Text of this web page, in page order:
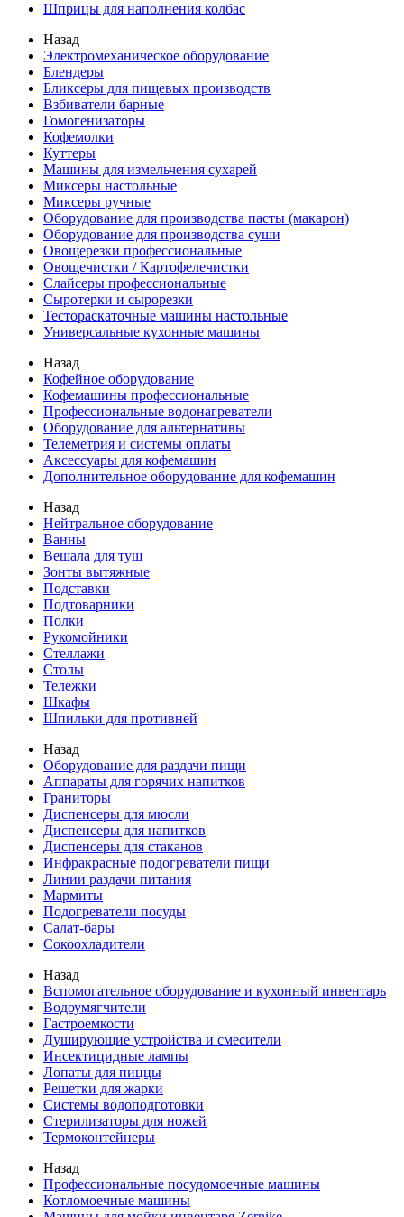
Шприцы для наполнения колбас
Назад
Электромеханическое оборудование
Блендеры
Бликсеры для пищевых производств
Взбиватели барные
Гомогенизаторы
Кофемолки
Куттеры
Машины для измельчения сухарей
Миксеры настольные
Миксеры ручные
Оборудование для производства пасты (макарон)
Оборудование для производства суши
Овощерезки профессиональные
Овощечистки / Картофелечистки
Слайсеры профессиональные
Сыротерки и сырорезки
Тестораскаточные машины настольные
Универсальные кухонные машины
Назад
Кофейное оборудование
Кофемашины профессиональные
Профессиональные водонагреватели
Оборудование для альтернативы
Телеметрия и системы оплаты
Аксессуары для кофемашин
Дополнительное оборудование для кофемашин
Назад
Нейтральное оборудование
Ванны
Вешала для туш
Зонты вытяжные
Подставки
Подтоварники
Полки
Рукомойники
Стеллажи
Столы
Тележки
Шкафы
Шпильки для противней
Назад
Оборудование для раздачи пищи
Аппараты для горячих напитков
Граниторы
Диспенсеры для мюсли
Диспенсеры для напитков
Диспенсеры для стаканов
Инфракрасные подогреватели пищи
Линии раздачи питания
Мармиты
Подогреватели посуды
Салат-бары
Сокоохладители
Назад
Вспомогательное оборудование и кухонный инвентарь
Водоумягчители
Гастроемкости
Душирующие устройства и смесители
Инсектицидные лампы
Лопаты для пиццы
Решетки для жарки
Системы водоподготовки
Стерилизаторы для ножей
Термоконтейнеры
Назад
Профессиональные посудомоечные машины
Котломоечные машины